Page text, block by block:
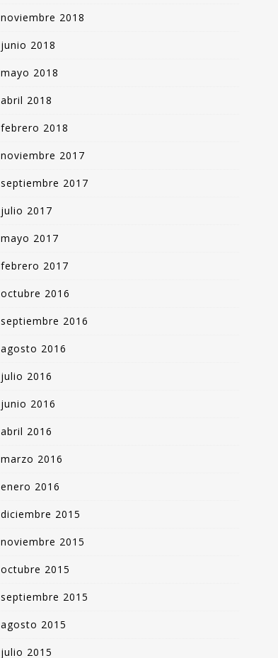
noviembre 2018
junio 2018
mayo 2018
abril 2018
febrero 2018
noviembre 2017
septiembre 2017
julio 2017
mayo 2017
febrero 2017
octubre 2016
septiembre 2016
agosto 2016
julio 2016
junio 2016
abril 2016
marzo 2016
enero 2016
diciembre 2015
noviembre 2015
octubre 2015
septiembre 2015
agosto 2015
julio 2015